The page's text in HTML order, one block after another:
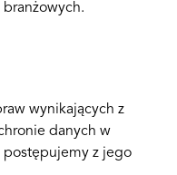
wynikających z
danych w
z jego